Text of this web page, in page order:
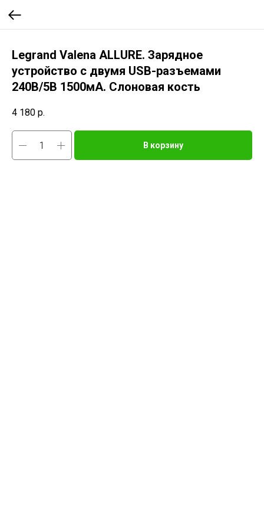
Legrand Valena ALLURE. Зарядное
устройство с двумя USB-разъемами
240В/5В 1500мА. Слоновая кость
4 180 р.
В корзину